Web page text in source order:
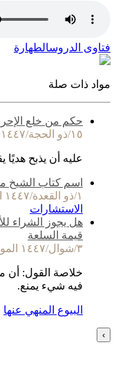
فتاوى الدروسالطهارة
مواد ذات صلة
حكم من خلع
١٥/ذو الحجة/١٤٤٧ الموافق ١/يونيو/٢٠٢٦
عليه أن يذبح
اسم كتاب الشيخ
١/ذو القعدة/١٤٤٧ الموافق ١٨/أبريل/٢٠٢٦
الاستشارات
هل يجوز الشراء
قيمة السلعة
٣/شوال/١٤٤٧ الموافق ٢٢/مارس/٢٠٢٦
خلاصة القول: أن
فيه شيء يمنع.
البيوع المنهي عنها
›